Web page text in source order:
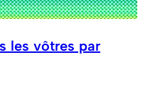
les vôtres par